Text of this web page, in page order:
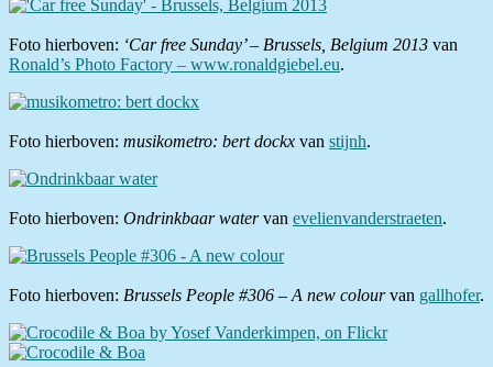
–
Week
Foto hierboven: ‘Car free Sunday’ – Brussels, Belgium 2013 van
Ronald’s Photo Factory – www.ronaldgiebel.eu.
Foto hierboven: musikometro: bert dockx van stijnh.
Foto hierboven: Ondrinkbaar watervan evelienvanderstraeten.
Foto hierboven: Brussels People #306 – A new colourvan gallhofer.